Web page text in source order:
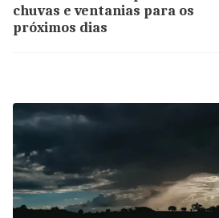
chuvas e ventanias para os
próximos dias